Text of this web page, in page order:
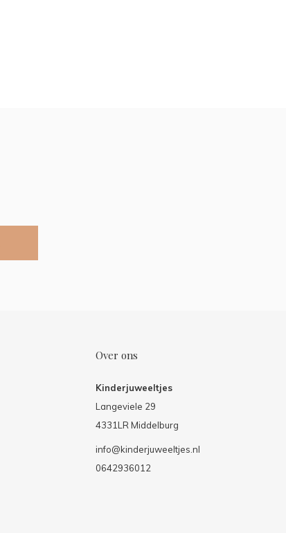
Over ons
Kinderjuweeltjes
Langeviele 29
4331LR Middelburg
info@kinderjuweeltjes.nl
0642936012